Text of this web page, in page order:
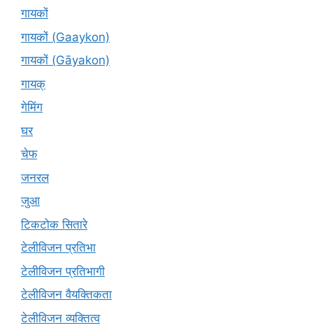
गायकों
गायकों (Gaaykon)
गायकों (Gāyakon)
गायक्
गेमिंग
घर
चेफ
जनरल
जुआ
टिकटोक सितारे
टेलीविजन प्रतिभा
टेलीविजन प्रतिभागी
टेलीविजन वैयक्तिकता
टेलीविजन व्यक्तित्व